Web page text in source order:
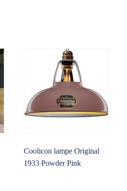
Coolicon lampe Original
1933 Powder Pink